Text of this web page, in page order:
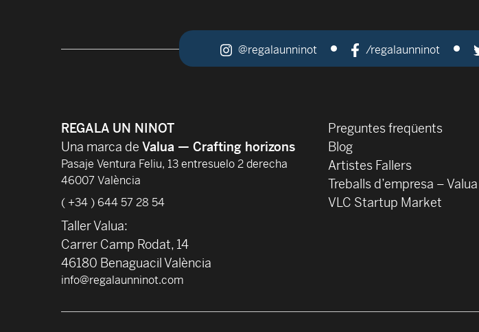
@regalaunninot /regalaunninot
REGALA UN NINOT
Una marca de Valua — Crafting horizons
Pasaje Ventura Feliu, 13 entresuelo 2 derecha
46007 València
( +34 ) 644 57 28 54
Taller Valua:
Carrer Camp Rodat, 14
46180 Benaguacil València
info@regalaunninot.com
Preguntes freqüents
Blog
‍Artistes Fallers
Treballs d’empresa – Valua
VLC Startup Market